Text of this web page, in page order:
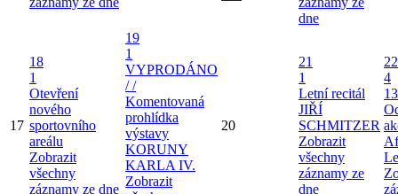
dne
17
18
1
Otevření
nového
sportovního
areálu
Zobrazit
všechny
záznamy ze dne
19
1
VYPRODÁNO
/ /
Komentovaná
prohlídka
výstavy
KORUNY
KARLA IV.
Zobrazit
20
21
1
Letní recitál
JIŘÍ
SCHMITZER
Zobrazit
všechny
záznamy ze
dne
22
4